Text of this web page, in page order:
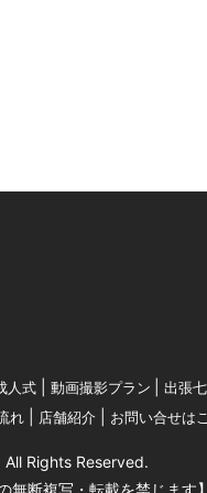
人式 動画撮影プラン 出張
れ 店舗紹介 お問い合せは
Rights Reserved.
無断複写・転載を禁じます】